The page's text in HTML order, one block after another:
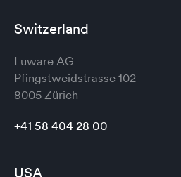
Switzerland
Luware AG
Pfingstweidstrasse 102
8005 Zürich
+41 58 404 28 00
USA